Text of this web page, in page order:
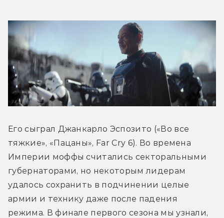
Его сыграл Джанкарло Эспозито («Во все
тяжкие», «Пацаны», Far Cry 6). Во времена
Империи моффы считались секторальными
губернаторами, но некоторым лидерам
удалось сохранить в подчинении целые
армии и технику даже после падения
режима. В финале первого сезона мы узнали,